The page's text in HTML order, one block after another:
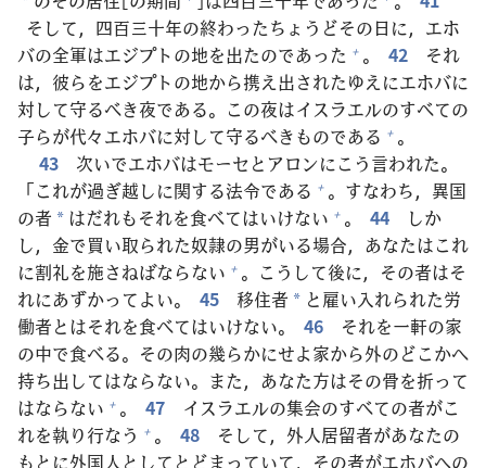
そして， 四百三十年の終わったちょうどその日に，エホ
バの全軍はエジプトの地を出たのであった + 。 42
それ
は， 彼らをエジプトの地から携え出されたゆえにエホバに
対して守るべき夜である。この夜はイスラエルのすべての
子らが代々エホバに対して守るべきものである + 。
43
次いでエホバはモーセとアロンにこう言われた。
「これが過ぎ越しに関する法令である + 。すなわち， 異国
の者 * はだれもそれを食べてはいけない + 。 44
しか
し， 金で買い取られた奴隷の男がいる場合，あなたはこれ
に割礼を施さねばならない + 。こうして後に，その者はそ
れにあずかってよい。
45 移住者 * と雇い入れられた労
働者とはそれを食べてはいけない。 46 それを一軒の家
の中で食べる。その肉の幾らかにせよ家から外のどこかへ
持ち出してはならない。また，あなた方はその骨を折って
はならない + 。 47 イスラエルの集会のすべての者がこ
れを執り行なう + 。 48 そして， 外人居留者があなたの
もとに外国人としてとどまっていて，その者がエホバへの